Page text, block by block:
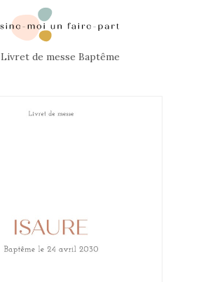
Livret de messe Baptême